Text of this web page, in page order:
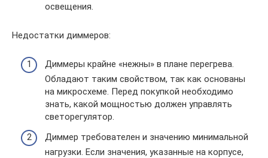
освещения.
Недостатки диммеров:
Диммеры крайне «нежны» в плане перегрева.
Обладают таким свойством, так как основаны
на микросхеме. Перед покупкой необходимо
знать, какой мощностью должен управлять
светорегулятор.
Диммер требователен и значению минимальной
нагрузки. Если значения, указанные на корпусе,